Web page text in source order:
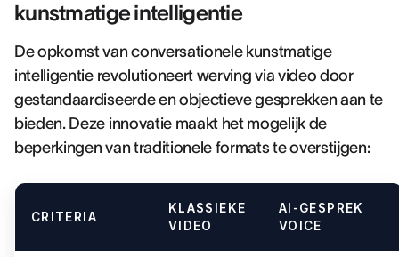
kunstmatige intelligentie
De opkomst van conversationele kunstmatige
intelligentie revolutioneert werving via video door
gestandaardiseerde en objectieve gesprekken aan te
bieden. Deze innovatie maakt het mogelijk de
beperkingen van traditionele formats te overstijgen:
CRITERIA
KLASSIEKE
VIDEO
AI-GESPREK
VOICE